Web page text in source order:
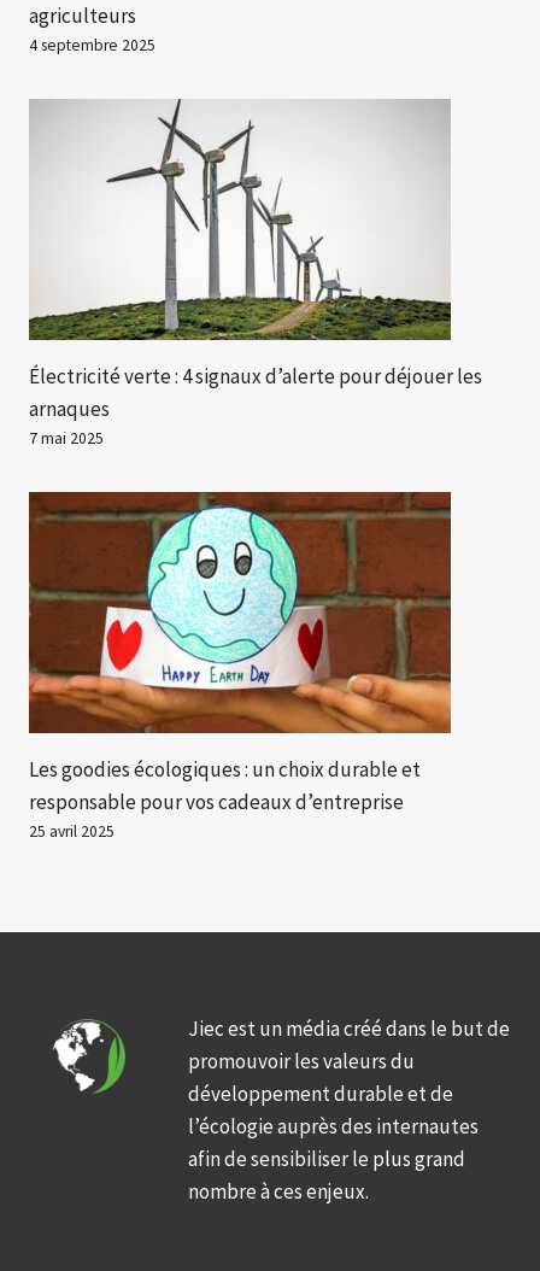
agriculteurs
4 septembre 2025
Électricité verte : 4 signaux d’alerte pour déjouer les
arnaques
7 mai 2025
Les goodies écologiques : un choix durable et
responsable pour vos cadeaux d’entreprise
25 avril 2025
Jiec est un média créé dans le but de
promouvoir les valeurs du
développement durable et de
l’écologie auprès des internautes
afin de sensibiliser le plus grand
nombre à ces enjeux.